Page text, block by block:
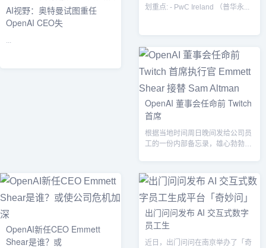
AI视野：奥特曼试图重任
OpenAI CEO失
...
划重点: - PwC Ireland （普华永...
OpenAI 董事会任命前 Twitch
首席
根据当地时间周日晚间发给公司员
工的一份内部备忘录，雄心勃勃的
OpenAI新任CEO Emmett
Shear是谁？或
出门问问发布 AI 交互式数字
员工生
近日，出门问问在南京举办了「奇